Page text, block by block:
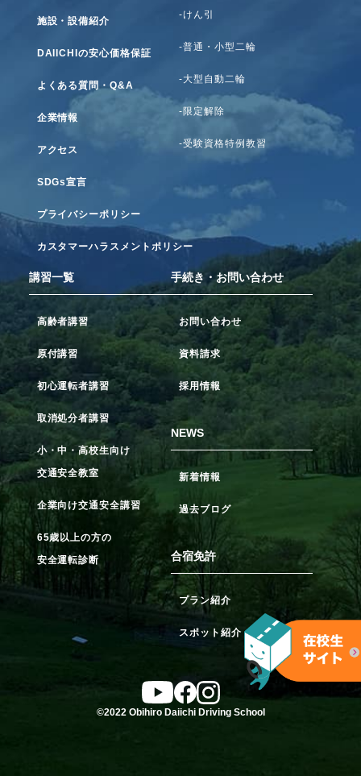
施設・設備紹介
DAIICHIの安心価格保証
よくある質問・Q&A
企業情報
アクセス
SDGs宣言
プライバシーポリシー
カスタマーハラスメントポリシー
-けん引
-普通・小型二輪
-大型自動二輪
-限定解除
-受験資格特例教習
講習一覧
高齢者講習
原付講習
初心運転者講習
取消処分者講習
小・中・高校生向け
交通安全教室
企業向け交通安全講習
65歳以上の方の
安全運転診断
手続き・お問い合わせ
お問い合わせ
資料請求
採用情報
NEWS
新着情報
過去ブログ
合宿免許
プラン紹介
スポット紹介
©2022 Obihiro Daiichi Driving School